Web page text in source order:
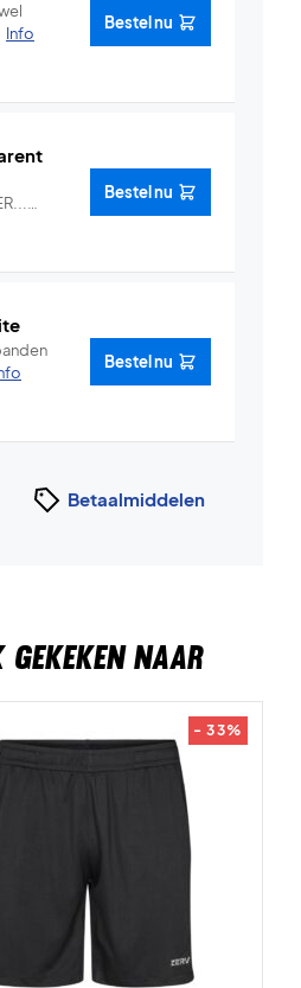
Info
Bestel nu
Bestel nu
Bestel nu
Betaalmiddelen
GEKEKEN NAAR
- 33%